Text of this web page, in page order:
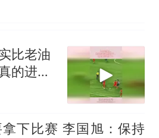
比老油
的进步
下比赛 李国旭：保持